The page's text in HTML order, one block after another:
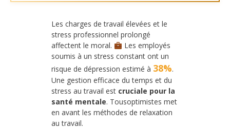
Les charges de travail élevées et le
stress professionnel prolongé
affectent le moral.
Les employés
soumis à un stress constant ont un
risque de dépression estimé à 38%.
Une gestion efficace du temps et du
stress au travail est cruciale pour la
santé mentale. Tousoptimistes met
en avant les méthodes de relaxation
au travail.